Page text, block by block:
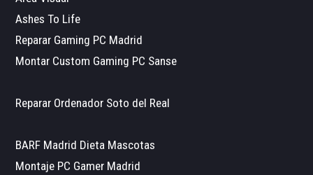
Ashes To Life
Reparar Gaming PC Madrid
Montar Custom Gaming PC Sanse
Reparar Ordenador Soto del Real
BARF Madrid Dieta Mascotas
Montaje PC Gamer Madrid